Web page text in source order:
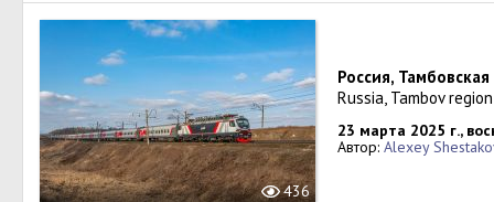
436
Россия,
Russia, Tambov
23 марта 2025 г.,
Автор: Alexey